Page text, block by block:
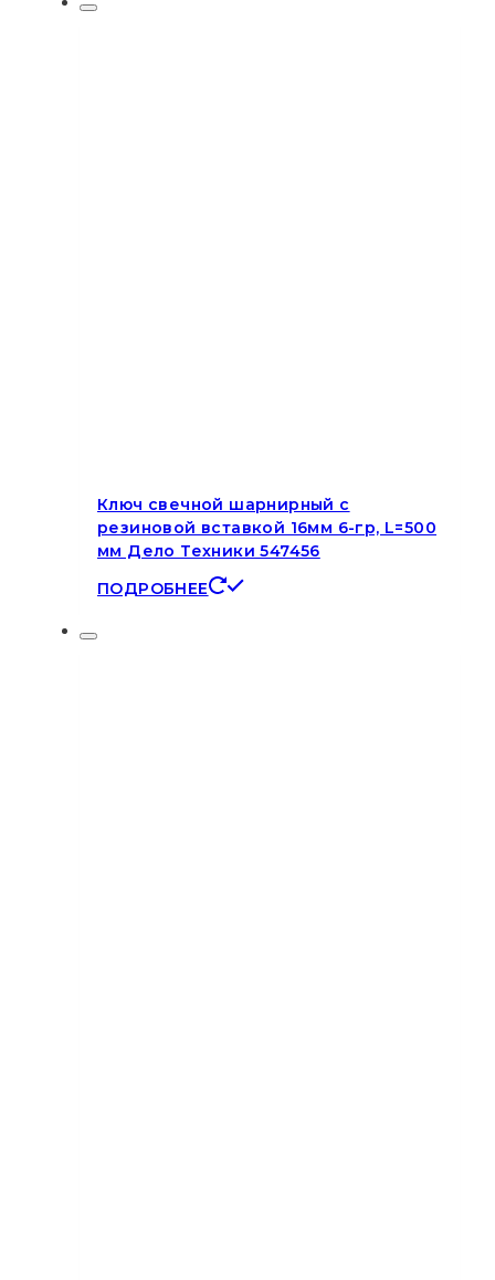
Ключ свечной шарнирный с
резиновой вставкой 16мм 6-гр, L=500
мм Дело Техники 547456
ПОДРОБНЕЕ